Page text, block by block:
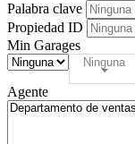
Palabra clave
Propiedad ID
Min Garages
Ninguna
Agente